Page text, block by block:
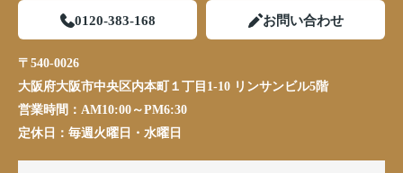
0120-383-168 お問い合わせ
〒540-0026
大阪府大阪市中央区内本町１丁目1-10 リンサンビル5階
営業時間： AM10:00～PM6:30
定休日： 毎週火曜日・水曜日